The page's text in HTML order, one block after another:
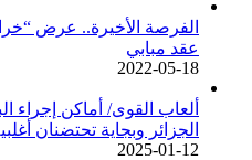
الفرصة الأخيرة.. عرض
عقد مبابي
2022-05-18
الجزائر وبجاية تحتضنان
2025-01-12